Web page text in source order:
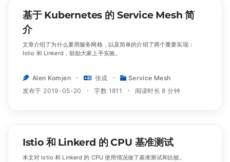
基于 Kubernetes 的 Service Mesh 简
介
文章介绍了为什么要用服务网格，以及简单的介绍了两个重要实现：
Istio 和 Linkerd，鼓励大家上手实验。
Alen Komjen 张成
Service Mesh
发布于 2019-05-20
字数 1811 阅读时长 8 分钟
Istio 和 Linkerd 的 CPU 基准测试
本文对 Istio 和 Linkerd 的 CPU 使用情况做了基准测试和比较。